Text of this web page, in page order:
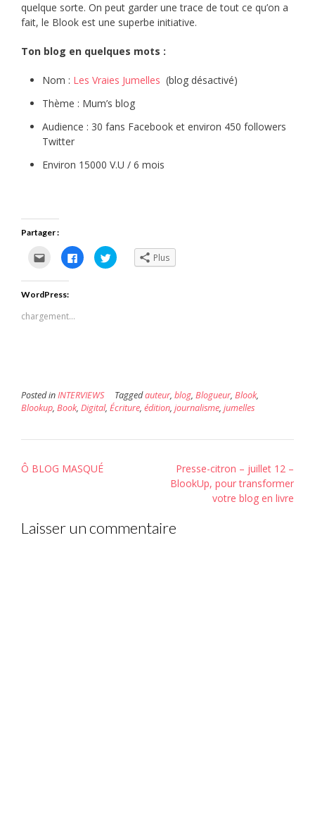
quelque sorte. On peut garder une trace de tout ce qu’on a
fait, le Blook est une superbe initiative.
Ton blog en quelques mots :
Nom : Les Vraies Jumelles (blog désactivé)
Thème : Mum’s blog
Audience : 30 fans Facebook et environ 450 followers
Twitter
Environ 15000 V.U / 6 mois
Partager :
Cliquez
pour
envoyer
par
mail
un
ami(ouvre
Cliquez
pour
partager
Cliquez
pour Plus
WordPress:
chargement…
Posted inINTERVIEWS Taggedauteur, blog, Blogueur, Blook,
Blookup, Book, Digital, Écriture, édition, journalisme, jumelles
Post
Ô BLOG MASQUÉ
Presse-citron – juillet 12 –
BlookUp, pour transformer
votre blog en livre
Laisser un commentaire